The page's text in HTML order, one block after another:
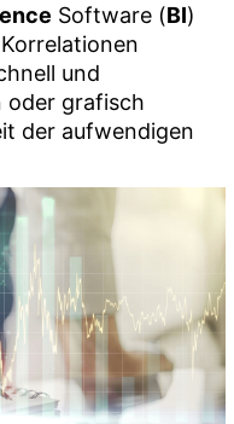
Software (BI)
und
oder grafisch
der aufwendigen